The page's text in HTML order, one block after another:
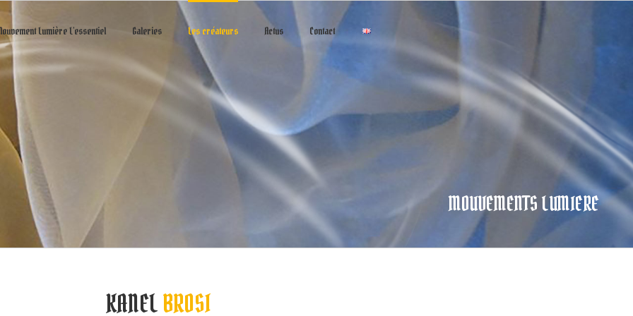
Lumière L’essentiel Galeries Les créateurs Actus Contact
MOUVEMENTS LUMIERE
KANELBROSI